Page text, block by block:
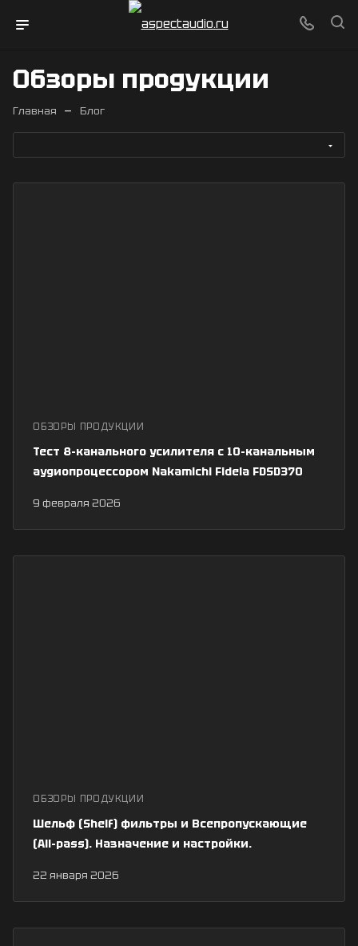
Обзоры продукции
Главная — Блог
ОБЗОРЫ ПРОДУКЦИИ
9 февраля 2026
Тест 8-канального усилителя с 10-канальным
аудиопроцессором Nakamichi Fidela FDSD370
ОБЗОРЫ ПРОДУКЦИИ
22 января 2026
Шельф (Shelf) фильтры и Всепропускающие
(All-pass). Назначение и настройки.